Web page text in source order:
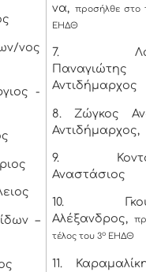
νος
-
–
να,
προσήλθε στο
ΕΗΔΘ
7.
Αντιδήμαρχος
8. Ζώγκος
Αντιδήμαρχος,
9.
Αναστάσιος
10.
Αλέξανδρος,
τέλος του 3ο ΕΗΔΘ
11.